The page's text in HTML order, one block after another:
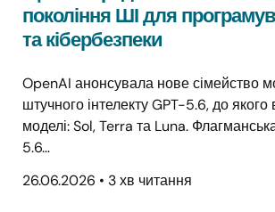
покоління ШІ для
та кібербезпеки
OpenAI анонсувала нове сімейство
штучного інтелекту GPT-5.6, до якого
моделі: Sol, Terra та Luna.
5.6…
26.06.2026 • 3 хв читання